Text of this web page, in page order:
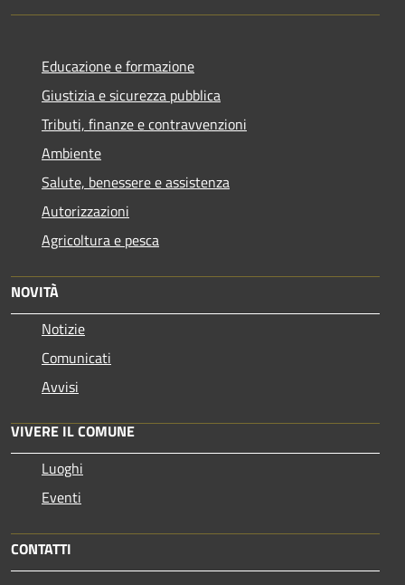
Educazione e formazione
Giustizia e sicurezza pubblica
Tributi, finanze e contravvenzioni
Ambiente
Salute, benessere e assistenza
Autorizzazioni
Agricoltura e pesca
NOVITÀ
Notizie
Comunicati
Avvisi
VIVERE IL COMUNE
Luoghi
Eventi
CONTATTI